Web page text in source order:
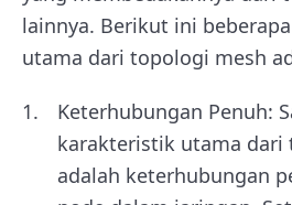
lainnya. Berikut ini
utama dari topologi mesh
Keterhubungan Penuh:
karakteristik utama dari
adalah keterhubungan